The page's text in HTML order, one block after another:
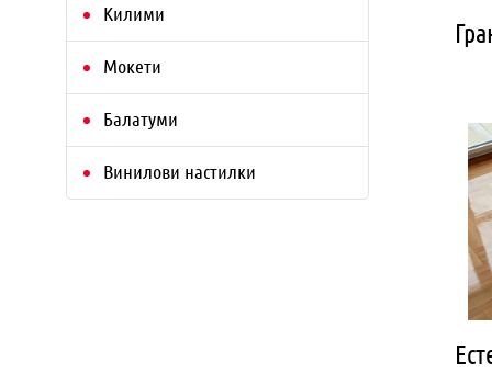
Килими
Мокети
Балатуми
Винилови настилки